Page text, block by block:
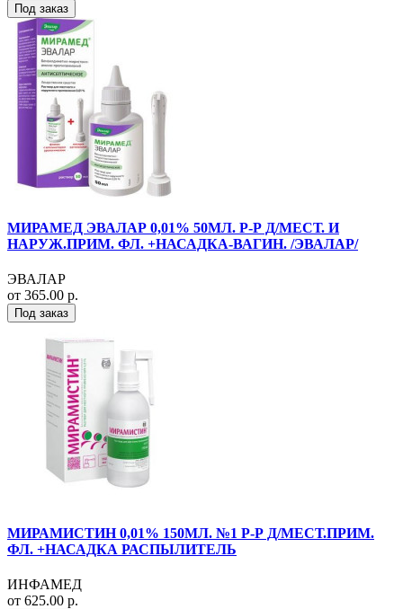
Под заказ
МИРАМЕД ЭВАЛАР 0,01% 50МЛ. Р-Р Д/МЕСТ. И
НАРУЖ.ПРИМ. ФЛ. +НАСАДКА-ВАГИН. /ЭВАЛАР/
ЭВАЛАР
от 365.00 р.
Под заказ
МИРАМИСТИН 0,01% 150МЛ. №1 Р-Р Д/МЕСТ.ПРИМ.
ФЛ. +НАСАДКА РАСПЫЛИТЕЛЬ
ИНФАМЕД
от 625.00 р.